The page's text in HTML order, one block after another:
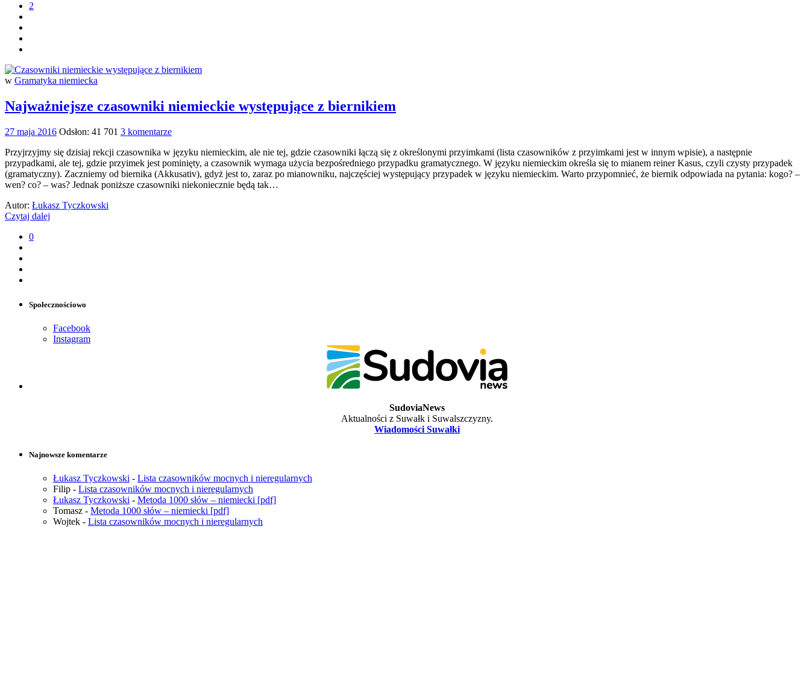
2
w Gramatyka niemiecka
Najważniejsze czasowniki niemieckie występujące z biernikiem
27 maja 2016 Odsłon: 41 701 3 komentarze
Przyjrzyjmy się dzisiaj rekcji czasownika w języku niemieckim, ale nie tej, gdzie czasowniki łączą się z określonymi przyimkami (lista czasowników z przyimkami jest w innym wpisie), a następnie
przypadkami, ale tej, gdzie przyimek jest pominięty, a czasownik wymaga użycia bezpośredniego przypadku gramatycznego. W języku niemieckim określa się to mianem reiner Kasus, czyli czysty przypadek
(gramatyczny). Zaczniemy od biernika (Akkusativ), gdyż jest to, zaraz po mianowniku, najczęściej występujący przypadek w języku niemieckim. Warto przypomnieć, że biernik odpowiada na pytania: kogo? –
wen? co? – was? Jednak poniższe czasowniki niekoniecznie będą tak…
Autor: Łukasz Tyczkowski
Czytaj dalej
0
Społecznościowo
Facebook
Instagram
SudoviaNews
Aktualności z Suwałk i Suwalszczyzny.
Wiadomości Suwałki
Najnowsze komentarze
Łukasz Tyczkowski - Lista czasowników mocnych i nieregularnych
Filip - Lista czasowników mocnych i nieregularnych
Łukasz Tyczkowski - Metoda 1000 słów – niemiecki [pdf]
Tomasz - Metoda 1000 słów – niemiecki [pdf]
Wojtek - Lista czasowników mocnych i nieregularnych